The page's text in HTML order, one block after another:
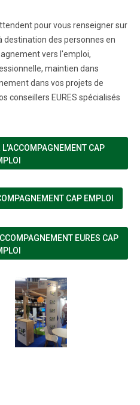
pour vous renseigner sur
destination des personnes en
vers l'emploi,
maintien dans
dans vos projets de
conseillers EURES spécialisés
L'ACCOMPAGNEMENT CAP
CAP EMPLOI
EURES CAP